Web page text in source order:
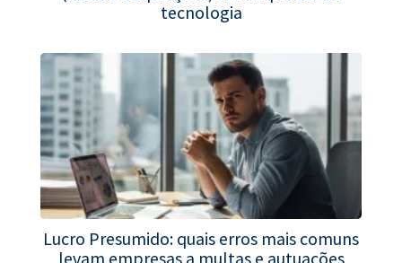
tecnologia
Lucro Presumido: quais erros mais comuns
levam empresas a multas e autuações